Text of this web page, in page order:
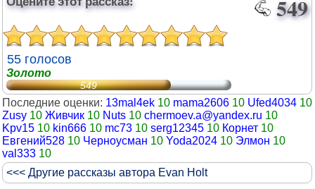
549
55 голосов
Золото
549
Последние оценки: 13mal4ek 10 mama2606 10 Ufed4034 10
Zusy 10 Живчик 10 Nuts 10 chermoev.a@yandex.ru 10
Kpv15 10 kin666 10 mc73 10 serg12345 10 Корнет 10
Евгений528 10 Черноусман 10 Yoda2024 10 Элмон 10
val333 10
<<< Другие рассказы автора Evan Holt